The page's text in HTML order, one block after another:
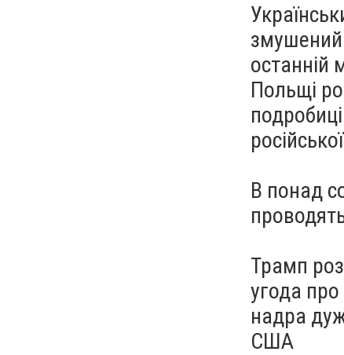
змушений
останній
Польщі
В понад
Трамп
угода про
надра
США